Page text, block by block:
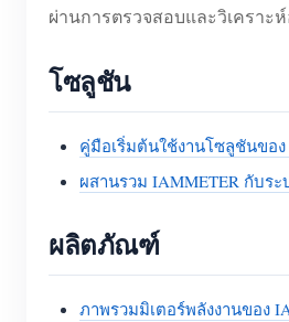
ผ่านการตรวจสอบและวิเคราะ
โซลูชัน
คู่มือเริ่มต้นใช้งานโซลูชันของ
ผสานรวม IAMMETER กับร
ผลิตภัณฑ์
ภาพรวมมิเตอร์พลังงานของ